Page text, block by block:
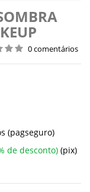
0 comentários
(pagseguro)
de desconto) (pix)